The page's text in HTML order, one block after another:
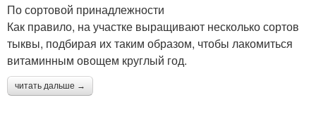
По сортовой принадлежности
Как правило, на участке выращивают несколько сортов
тыквы, подбирая их таким образом, чтобы лакомиться
витаминным овощем круглый год.
читать дальше →